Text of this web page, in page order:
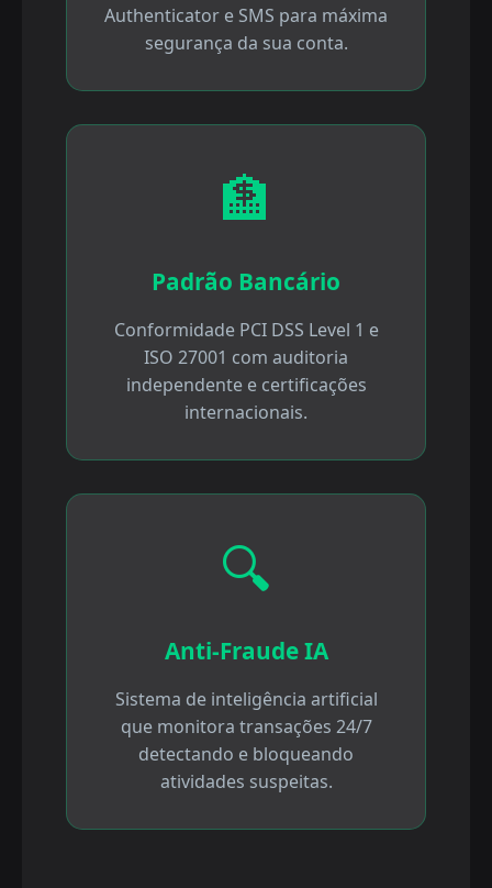
Authenticator e SMS para máxima
segurança da sua conta.
🏦
Padrão Bancário
Conformidade PCI DSS Level 1 e
ISO 27001 com auditoria
independente e certificações
internacionais.
🔍
Anti-Fraude IA
Sistema de inteligência artificial
que monitora transações 24/7
detectando e bloqueando
atividades suspeitas.